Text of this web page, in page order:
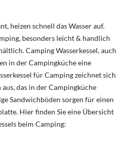
heizen schnell das Wasser auf.
besonders leicht & handlich
Camping Wasserkessel, auch
in der Campingküche eine
für Camping zeichnet sich
das in der Campingküche
Sandwichböden sorgen für einen
Hier finden Sie eine Übersicht
beim Camping: